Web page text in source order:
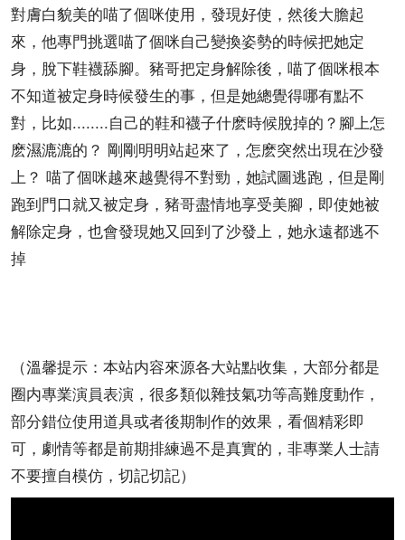
對膚白貌美的喵了個咪使用，發現好使，然後大膽起
來，他專門挑選喵了個咪自己變換姿勢的時候把她定
身，脫下鞋襪舔腳。豬哥把定身解除後，喵了個咪根本
不知道被定身時候發生的事，但是她總覺得哪有點不
對，比如........自己的鞋和襪子什麽時候脫掉的？腳上怎
麽濕漉漉的？ 剛剛明明站起來了，怎麽突然出現在沙發
上？ 喵了個咪越來越覺得不對勁，她試圖逃跑，但是剛
跑到門口就又被定身，豬哥盡情地享受美腳，即使她被
解除定身，也會發現她又回到了沙發上，她永遠都逃不
掉
（溫馨提示：本站内容來源各大站點收集，大部分都是
圈内專業演員表演，很多類似雜技氣功等高難度動作，
部分錯位使用道具或者後期制作的效果，看個精彩即
可，劇情等都是前期排練過不是真實的，非專業人士請
不要擅自模仿，切記切記）